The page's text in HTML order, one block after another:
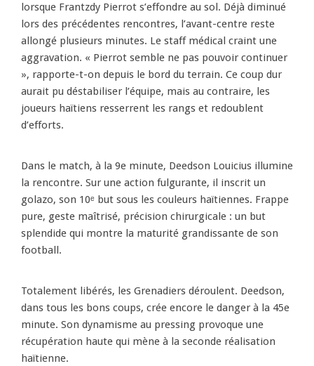
lorsque Frantzdy Pierrot s’effondre au sol. Déjà diminué
lors des précédentes rencontres, l’avant-centre reste
allongé plusieurs minutes. Le staff médical craint une
aggravation. « Pierrot semble ne pas pouvoir continuer
», rapporte-t-on depuis le bord du terrain. Ce coup dur
aurait pu déstabiliser l’équipe, mais au contraire, les
joueurs haïtiens resserrent les rangs et redoublent
d’efforts.
Dans le match, à la 9e minute, Deedson Louicius illumine
la rencontre. Sur une action fulgurante, il inscrit un
golazo, son 10ᵉ but sous les couleurs haïtiennes. Frappe
pure, geste maîtrisé, précision chirurgicale : un but
splendide qui montre la maturité grandissante de son
football.
Totalement libérés, les Grenadiers déroulent. Deedson,
dans tous les bons coups, crée encore le danger à la 45e
minute. Son dynamisme au pressing provoque une
récupération haute qui mène à la seconde réalisation
haïtienne.